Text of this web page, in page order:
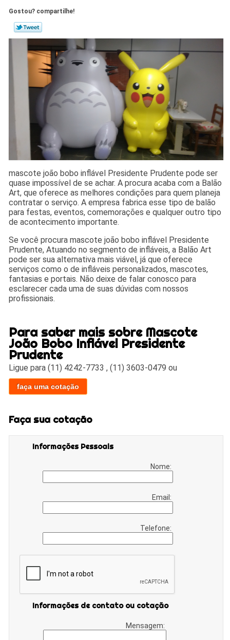
Gostou? compartilhe!
mascote joão bobo inflável Presidente Prudente pode ser
quase impossível de se achar. A procura acaba com a Balão
Art, que oferece as melhores condições para quem planeja
contratar o serviço. A empresa fabrica esse tipo de balão
para festas, eventos, comemorações e qualquer outro tipo
de acontecimento importante.
Se você procura mascote joão bobo inflável Presidente
Prudente, Atuando no segmento de infláveis, a Balão Art
pode ser sua alternativa mais viável, já que oferece
serviços como o de infláveis personalizados, mascotes,
fantasias e portais. Não deixe de falar conosco para
esclarecer cada uma de suas dúvidas com nossos
profissionais.
Para saber mais sobre Mascote
João Bobo Inflável Presidente
Prudente
Ligue para(11) 4242-7733 ,(11) 3603-0479 ou
faça uma cotação
Faça sua cotação
Informações Pessoais
Nome:
Email:
Telefone:
Informações de contato ou cotação
Mensagem: